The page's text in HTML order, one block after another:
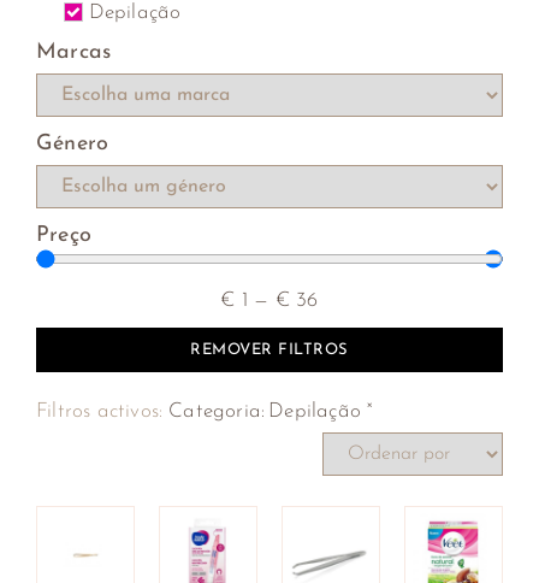
Depilação
Marcas
Género
Preço
€ 1 — € 36
REMOVER FILTROS
Filtros activos: Categoria: Depilação ×